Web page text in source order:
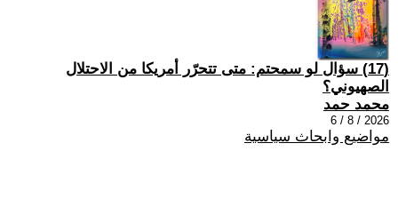
(17) سؤال لو سمحتم: متى تتحرّر أمريكا من الاحتلال
الصهيوني؟
محمد حمد
2026 / 8 / 6
مواضيع وابحاث سياسية